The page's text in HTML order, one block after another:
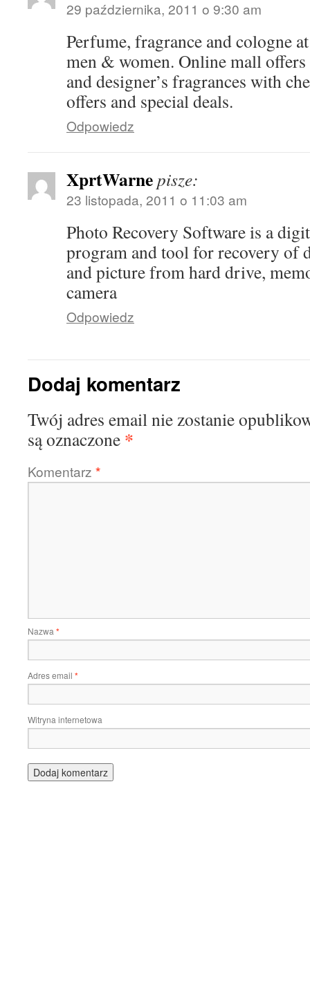
29 października, 2011 o 9:30 am
Perfume, fragrance and cologne
men & women. Online mall
and designer’s fragrances with
offers and special deals.
Odpowiedz
XprtWarnepisze:
23 listopada, 2011 o 11:03 am
Photo Recovery Software is a
program and tool for recovery of
and picture from hard drive,
camera
Odpowiedz
Dodaj komentarz
Twój adres email nie zostanie
są oznaczone *
Komentarz *
Nazwa *
Adres email *
Witryna internetowa